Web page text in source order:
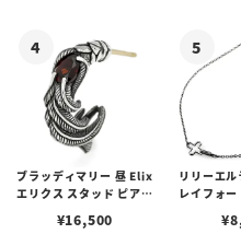
ブラッディマリー 昼 Elix
エリクス スタッド ピアス
¥16,500
リリーエ
レイフォ
¥